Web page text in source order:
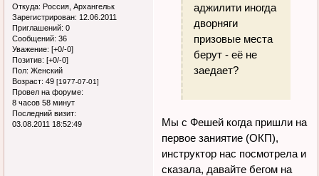
Откуда: Россия, Архангельк
Зарегистрирован: 12.06.2011
Приглашений: 0
Сообщений: 36
Уважение: [+0/-0]
Позитив: [+0/-0]
Пол: Женский
Возраст: 49 [1977-07-01]
Провел на форуме:
8 часов 58 минут
Последний визит:
03.08.2011 18:52:49
аджилити иногда
дворняги
призовые места
берут - её не
заедает?
Мы с Фешей когда пришли на
первое заниятие (ОКП),
инструктор нас посмотрела и
сказала, давайте бегом на